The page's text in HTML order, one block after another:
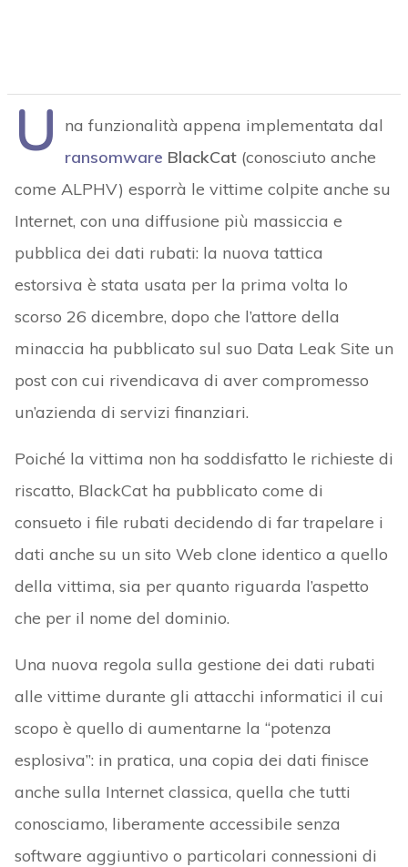
U
na funzionalità appena implementata dal
ransomware BlackCat(conosciuto anche
come ALPHV) esporrà le vittime colpite anche su
Internet, con una diffusione più massiccia e
pubblica dei dati rubati: la nuova tattica
estorsiva è stata usata per la prima volta lo
scorso 26 dicembre, dopo che l’attore della
minaccia ha pubblicato sul suo Data Leak Site un
post con cui rivendicava di aver compromesso
un’azienda di servizi finanziari.
Poiché la vittima non ha soddisfatto le richieste di
riscatto, BlackCat ha pubblicato come di
consueto i file rubati decidendo di far trapelare i
dati anche su un sito Web clone identico a quello
della vittima, sia per quanto riguarda l’aspetto
che per il nome del dominio.
Una nuova regola sulla gestione dei dati rubati
alle vittime durante gli attacchi informatici il cui
scopo è quello di aumentarne la “potenza
esplosiva”: in pratica, una copia dei dati finisce
anche sulla Internet classica, quella che tutti
conosciamo, liberamente accessibile senza
software aggiuntivo o particolari connessioni di